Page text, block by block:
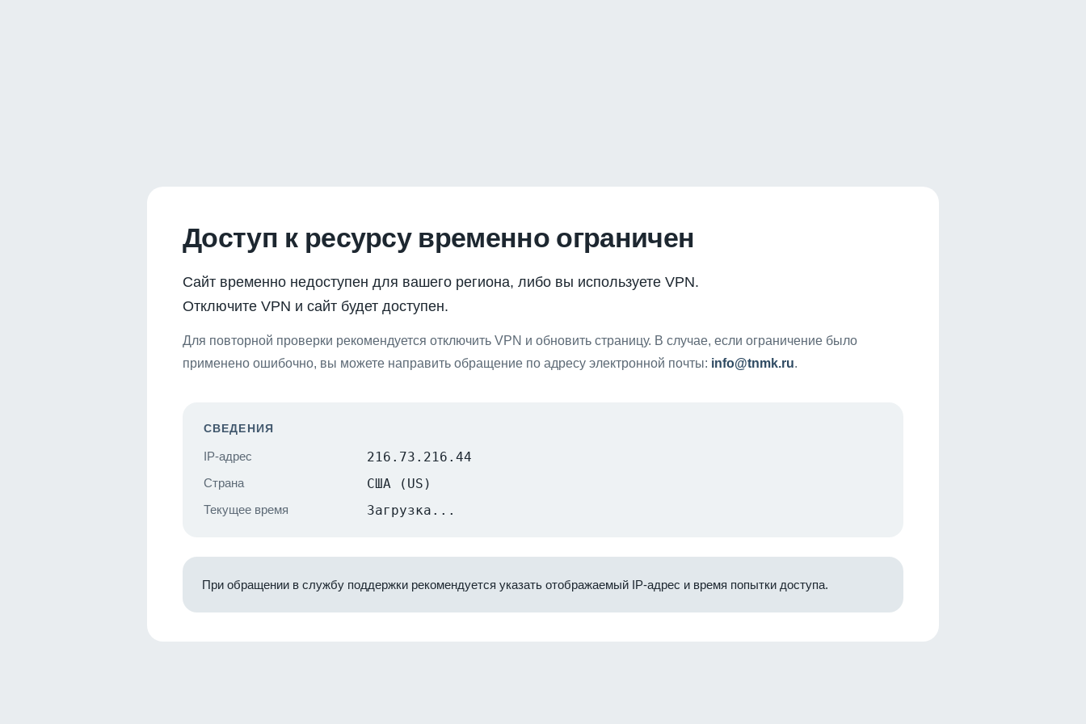
Доступ к ресурсу временно ограничен
Сайт временно недоступен для вашего региона, либо вы используете VPN.
Отключите VPN и сайт будет доступен.
Для повторной проверки рекомендуется отключить VPN и обновить страницу. В случае, если ограничение было
применено ошибочно, вы можете направить обращение по адресу электронной почты: info@tnmk.ru.
СВЕДЕНИЯ
IP-адрес 216.73.216.44
Страна США (US)
Текущее время Загрузка...
При обращении в службу поддержки рекомендуется указать отображаемый IP-адрес и время попытки доступа.